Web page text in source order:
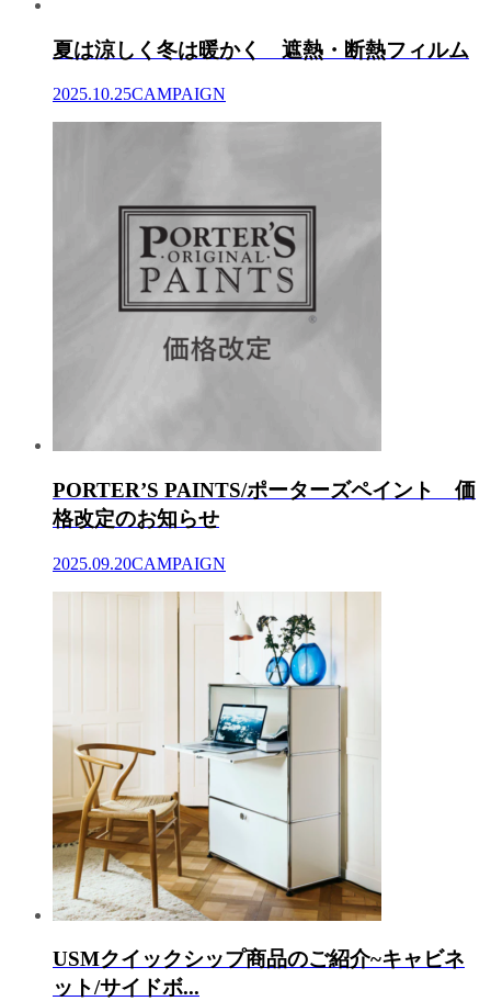
夏は涼しく冬は暖かく 遮熱・断熱フィルム
2025.10.25CAMPAIGN
PORTER’S PAINTS/ポーターズペイント 価
格改定のお知らせ
2025.09.20CAMPAIGN
USMクイックシップ商品のご紹介~キャビネ
ット/サイドボ...